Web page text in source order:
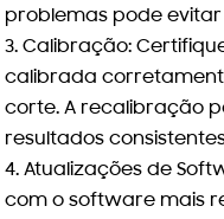
problemas pode
Calibração:
calibrada
corte. A recalibração
resultados
Atualizações de
com o software mais